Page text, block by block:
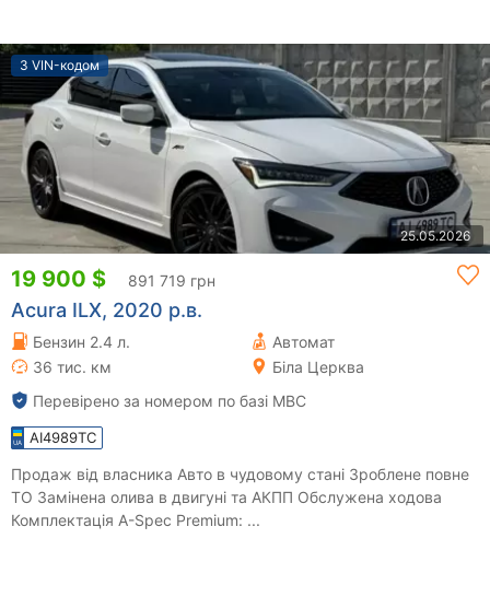
З VIN-кодом
25.05.2026
19 900 $ 891 719 грн
Acura ILX, 2020 р.в.
Бензин 2.4 л.
Автомат
36 тис. км
Біла Церква
Перевірено за номером по базі МВС
AI4989TC
Продаж від власника Авто в чудовому стані Зроблене повне
ТО Замінена олива в двигуні та АКПП Обслужена ходова
Комплектація A-Spec Premium: ...